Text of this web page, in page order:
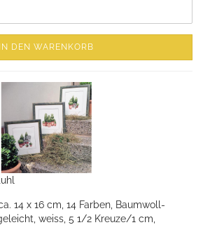
IN DEN WARENKORB
14 x 16 cm, 14 Farben, Baumwoll-
weiss, 5 1/2 Kreuze/1 cm,